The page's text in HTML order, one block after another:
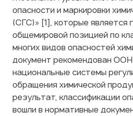
опасности и маркировки
(СГС)» [1], которые является
общемировой позицией по
многих видов опасностей
документ рекомендован ООН
национальные системы
обращения химической
результат, классификации
вошли в нормативные